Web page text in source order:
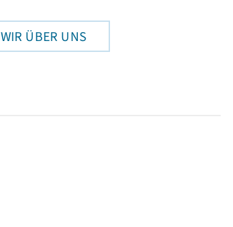
WIR ÜBER UNS